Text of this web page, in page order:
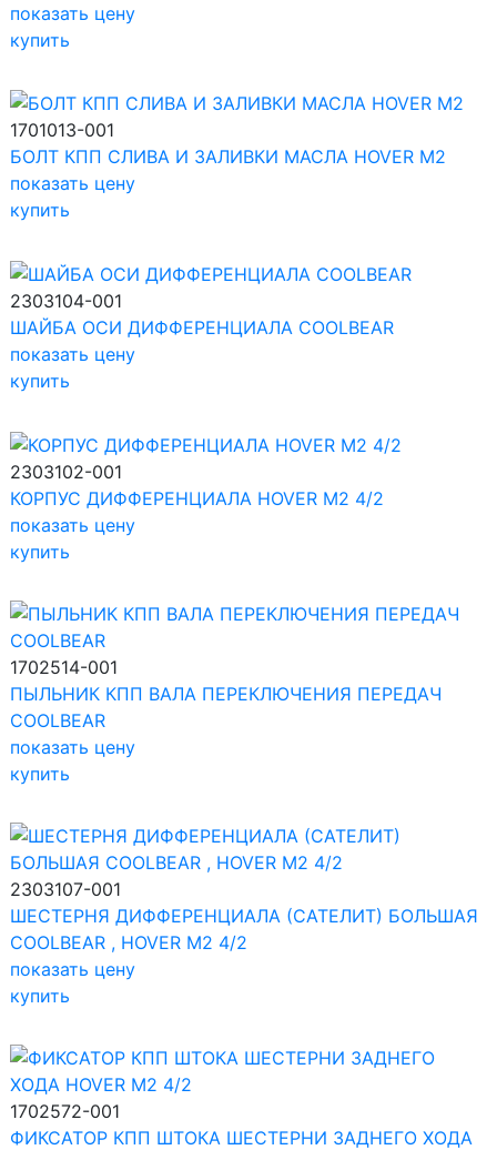
показать цену
купить
1701013-001
БОЛТ КПП СЛИВА И ЗАЛИВКИ МАСЛА HOVER M2
показать цену
купить
2303104-001
ШАЙБА ОСИ ДИФФЕРЕНЦИАЛА COOLBEAR
показать цену
купить
2303102-001
КОРПУС ДИФФЕРЕНЦИАЛА HOVER M2 4/2
показать цену
купить
1702514-001
ПЫЛЬНИК КПП ВАЛА ПЕРЕКЛЮЧЕНИЯ ПЕРЕДАЧ
COOLBEAR
показать цену
купить
2303107-001
ШЕСТЕРНЯ ДИФФЕРЕНЦИАЛА (САТЕЛИТ) БОЛЬШАЯ
COOLBEAR , HOVER M2 4/2
показать цену
купить
1702572-001
ФИКСАТОР КПП ШТОКА ШЕСТЕРНИ ЗАДНЕГО ХОДА